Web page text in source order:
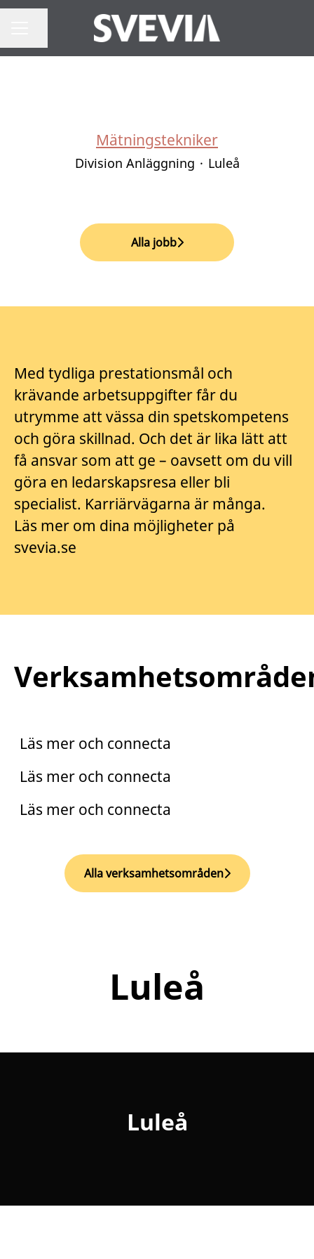
Mätningstekniker
Division Anläggning · Luleå
Alla jobb
Med tydliga prestationsmål och
krävande arbetsuppgifter får du
utrymme att vässa din spetskompetens
och göra skillnad. Och det är lika lätt att
få ansvar som att ge – oavsett om du vill
göra en ledarskapsresa eller bli
specialist. Karriärvägarna är många.
Läs mer om dina möjligheter på
svevia.se
Läs mer och connecta
Läs mer och connecta
Läs mer och connecta
Alla verksamhetsområden
Luleå
Luleå